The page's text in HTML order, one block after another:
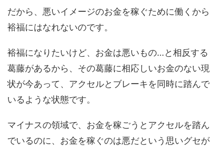
だから、悪いイメージのお金を稼ぐために働くから
裕福にはなれないのです。
裕福になりたいけど、お金は悪いもの…と相反する
葛藤があるから、その葛藤に相応しいお金のない現
状が今あって、アクセルとブレーキを同時に踏んで
いるような状態です。
マイナスの領域で、お金を稼ごうとアクセルを踏ん
でいるのに、お金を稼ぐのは悪だという思いグセが